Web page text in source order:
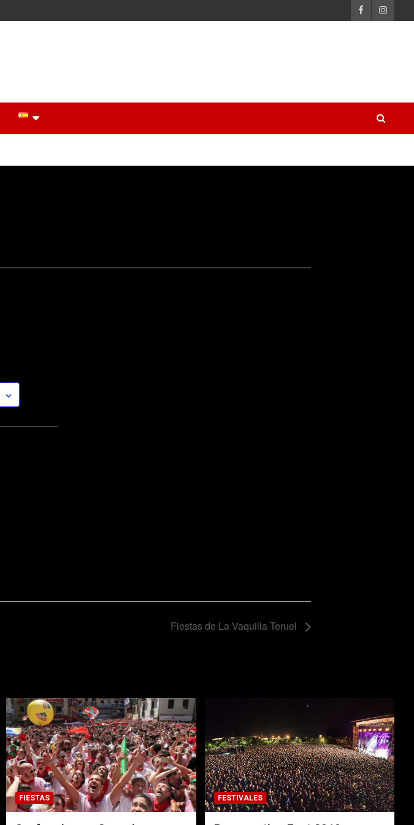
Fiestas de La Vaquilla Teruel
FIESTAS FESTIVALES